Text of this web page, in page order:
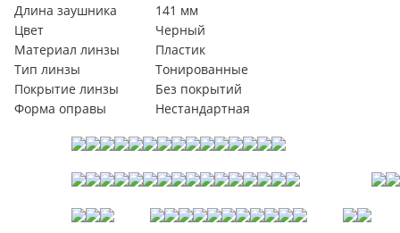
Длина заушника
141 мм
Цвет
Черный
Материал линзы
Пластик
Тип линзы
Тонированные
Покрытие линзы
Без покрытий
Форма оправы
Нестандартная